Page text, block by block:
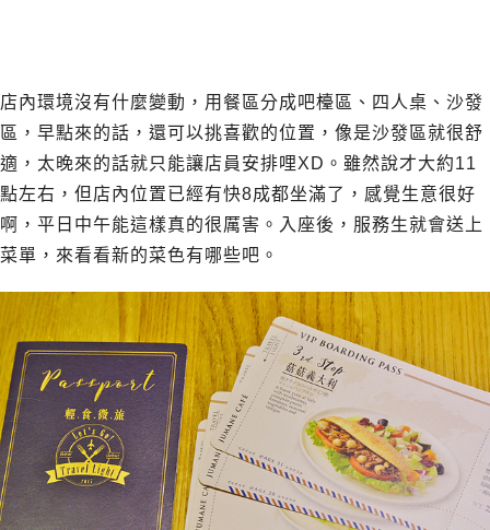
店內環境沒有什麼變動，用餐區分成吧檯區、四人桌、沙發
區，早點來的話，還可以挑喜歡的位置，像是沙發區就很舒
適，太晚來的話就只能讓店員安排哩XD。雖然說才大約11
點左右，但店內位置已經有快8成都坐滿了，感覺生意很好
啊，平日中午能這樣真的很厲害。入座後，服務生就會送上
菜單，來看看新的菜色有哪些吧。